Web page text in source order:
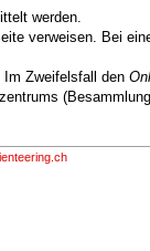
werden.
verweisen. Bei
Im Zweifelsfall den